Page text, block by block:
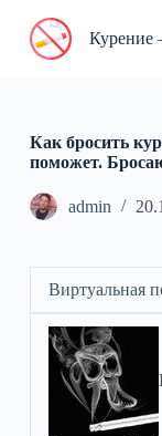
П
и
к
у
Курение
Как бросить
поможет.
admin
Виртуальная